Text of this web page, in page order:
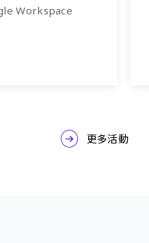
Workspace
更多活動